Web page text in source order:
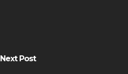
Next Post